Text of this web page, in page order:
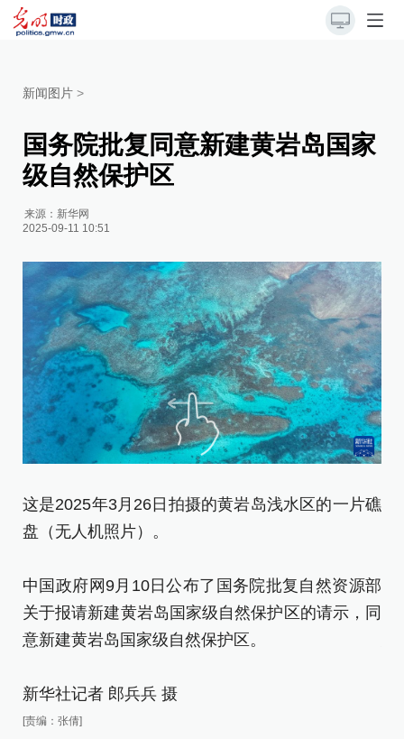
新闻图片 >
国务院批复同意新建黄岩岛国家
级自然保护区
来源： 新华网
2025-09-11 10:51
这是2025年3月26日拍摄的黄岩岛浅水区的一片礁
盘（无人机照片）。
中国政府网9月10日公布了国务院批复自然资源部
关于报请新建黄岩岛国家级自然保护区的请示，同
意新建黄岩岛国家级自然保护区。
新华社记者 郎兵兵 摄
[责编：张倩]